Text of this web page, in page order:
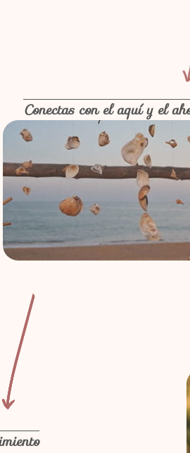
Conectas con el aquí y el